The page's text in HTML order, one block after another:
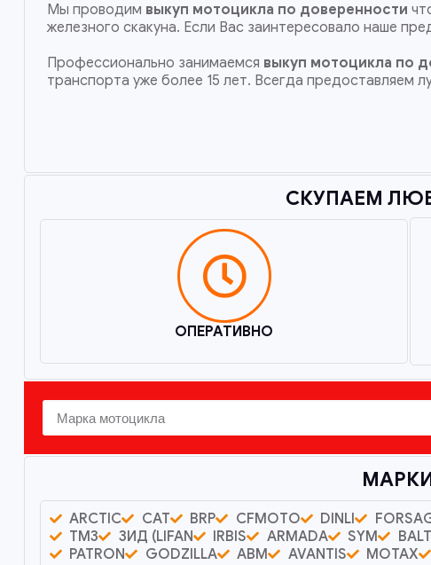
Мы проводим выкуп мотоцикла по доверенности
железного скакуна. Если Вас заинтересовало наше
Профессионально занимаемся выкуп мотоцикла по
транспорта уже более 15 лет. Всегда предоставляем
СКУПАЕМ
ОПЕРАТИВНО
ARCTIC CAT BRP CFMOTO DINLI
ТМЗ
ЗИД (LIFAN IRBIS ARMADA SYM
PATRON
GODZILLA ABM AVANTIS MOTAX